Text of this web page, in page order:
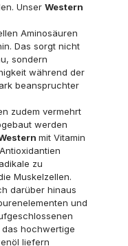
UnserWestern
Aminosäuren
Das sorgt nicht
sondern
während der
beanspruchter
zudem vermehrt
werden
mit Vitamin
zu
Muskelzellen.
darüber hinaus
und
hochwertige
liefern